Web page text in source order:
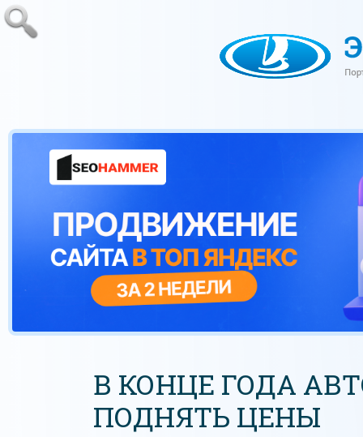
В КОНЦЕ ГОДА
ПОДНЯТЬ ЦЕНЫ